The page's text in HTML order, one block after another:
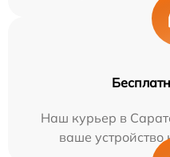
Наш курьер в
ваше устройство